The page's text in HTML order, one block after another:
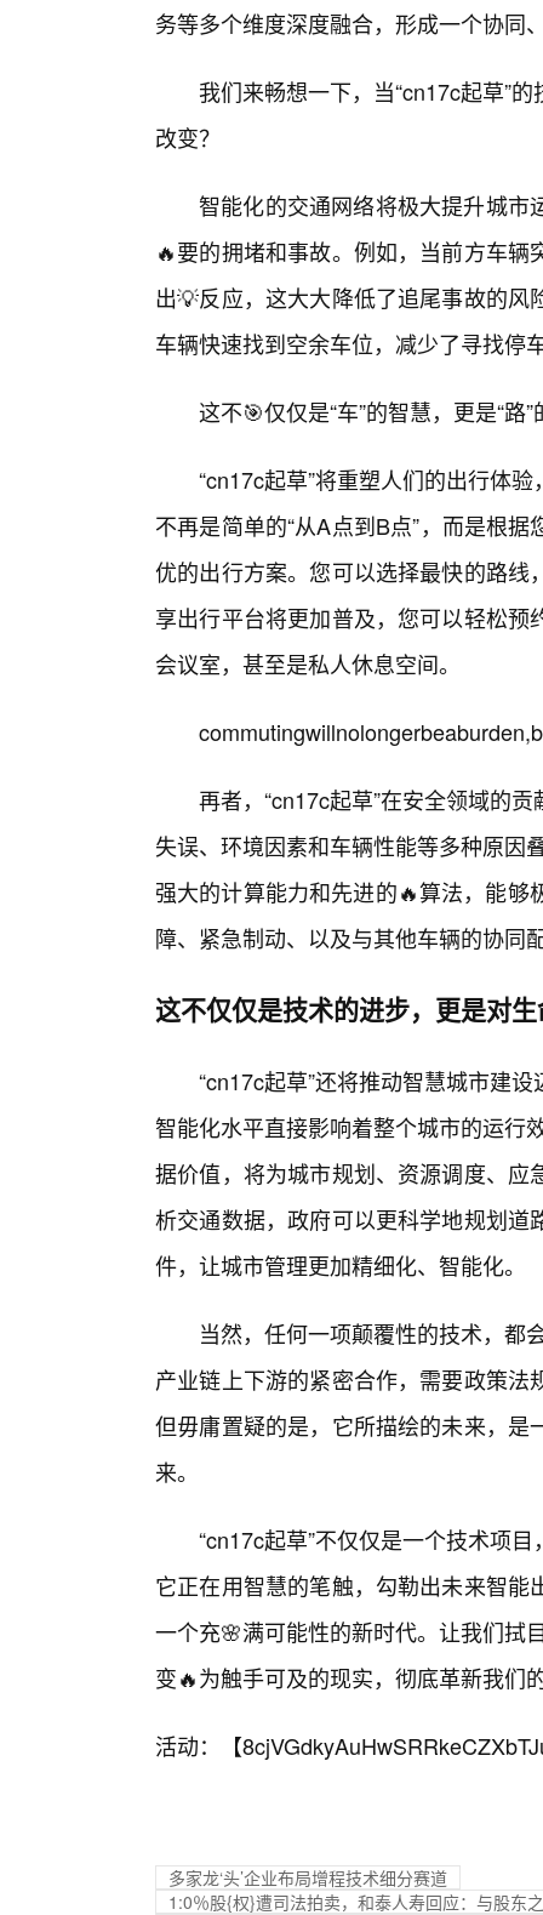
务等多个维度深度融合，形成一个协同
我们来畅想一下，当“cn17c起草”
改变？
智能化的交通网络将极大提升城市
🔥要的拥堵和事故。例如，当前方车
出💡反应，这大大降低了追尾事故的
车辆快速找到空余车位，减少了寻找停
这不🎯仅仅是“车”的智慧，更是“
“cn17c起草”将重塑人们的出行体
不再是简单的“从A点到B点”，而是根
优的出行方案。您可以选择最快的路
享出行平台将更加普及，您可以轻松
会议室，甚至是私人休息空间。
再者，“cn17c起草”在安全领域的
失误、环境因素和车辆性能等多种原因
强大的计算能力和先进的🔥算法，能
障、紧急制动、以及与其他车辆的协同
这不仅仅是技术的进步，更是对
“cn17c起草”还将推动智慧城市建
智能化水平直接影响着整个城市的运行
据价值，将为城市规划、资源调度、
析交通数据，政府可以更科学地规划
件，让城市管理更加精细化、智能化。
当然，任何一项颠覆性的技术，都
产业链上下游的紧密合作，需要政策
但毋庸置疑的是，它所描绘的未来，
来。
“cn17c起草”不仅仅是一个技术项
它正在用智慧的笔触，勾勒出未来智
一个充🌸满可能性的新时代。让我们拭
变🔥为触手可及的现实，彻底革新我们
活动：【
多家龙‘头’企业布局增程技术细分赛道
1:0％股{权}遭司法拍卖，和泰人寿回应：与股东